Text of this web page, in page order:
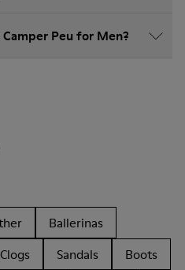
Peu for Men?
Ballerinas
Clogs Sandals
Boots